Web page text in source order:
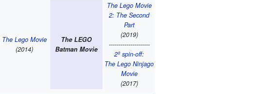
The Lego Movie
(2014)
The LEGO
Batman Movie
The Lego Movie
2: The Second
Part
(2019)
---------------------
2º spin-off:
The Lego Ninjago
Movie
(2017)